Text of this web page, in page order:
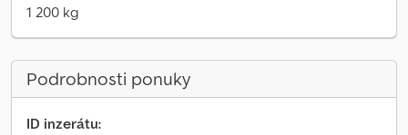
1 200 kg
Podrobnosti ponuky
ID inzerátu: